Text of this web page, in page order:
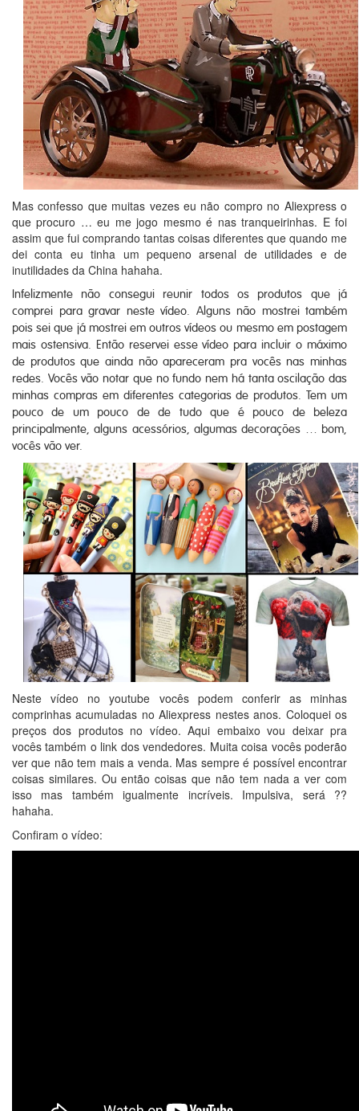
Mas confesso que muitas vezes eu não compro no Aliexpress o
que procuro … eu me jogo mesmo é nas tranqueirinhas. E foi
assim que fui comprando tantas coisas diferentes que quando me
dei conta eu tinha um pequeno arsenal de utilidades e de
inutilidades da China hahaha.
Infelizmente não consegui reunir todos os produtos que já
comprei para gravar neste vídeo. Alguns não mostrei também
pois sei que já mostrei em outros vídeos ou mesmo em postagem
mais ostensiva. Então reservei esse vídeo para incluir o máximo
de produtos que ainda não apareceram pra vocês nas minhas
redes. Vocês vão notar que no fundo nem há tanta oscilação das
minhas compras em diferentes categorias de produtos. Tem um
pouco de um pouco de de tudo que é pouco de beleza
principalmente, alguns acessórios, algumas decorações … bom,
vocês vão ver.
Neste vídeo no youtube vocês podem conferir as minhas
comprinhas acumuladas no Aliexpress nestes anos. Coloquei os
preços dos produtos no vídeo. Aqui embaixo vou deixar pra
vocês também o link dos vendedores. Muita coisa vocês poderão
ver que não tem mais a venda. Mas sempre é possível encontrar
coisas similares. Ou então coisas que não tem nada a ver com
isso mas também igualmente incríveis. Impulsiva, será ??
hahaha.
Confiram o vídeo: